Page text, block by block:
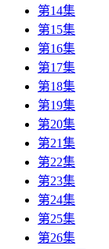
第14集
第15集
第16集
第17集
第18集
第19集
第20集
第21集
第22集
第23集
第24集
第25集
第26集